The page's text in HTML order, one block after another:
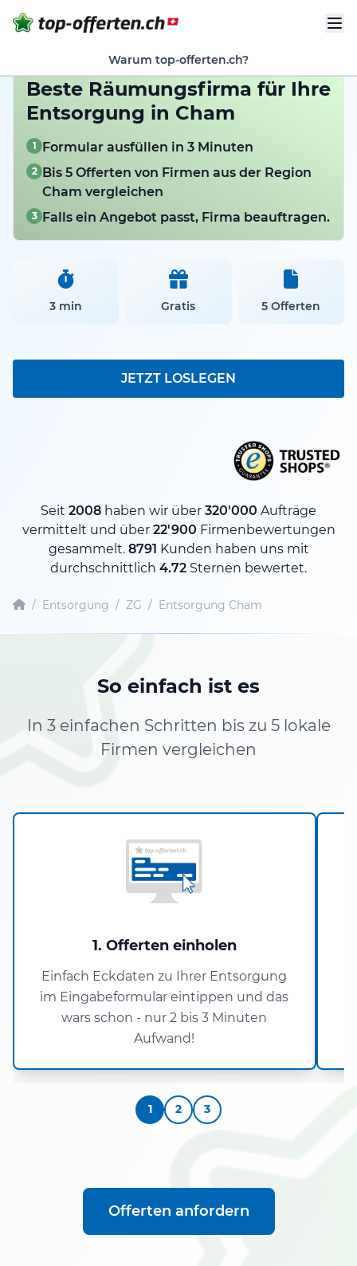
Warum top-offerten.ch?
Beste Räumungsfirma für Ihre
Entsorgung in Cham
1 Formular ausfüllen in 3 Minuten
2 Bis 5 Offerten von Firmen aus der Region
Cham vergleichen
3 Falls ein Angebot passt, Firma beauftragen.
3 min Gratis 5 Offerten
JETZT LOSLEGEN
Seit 2008 haben wir über 320'000 Aufträge
vermittelt und über 22'900 Firmenbewertungen
gesammelt. 8791 Kunden haben uns mit
durchschnittlich 4.72 Sternen bewertet.
/ Entsorgung / ZG / Entsorgung Cham
So einfach ist es
In 3 einfachen Schritten bis zu 5 lokale
Firmen vergleichen
1. Offerten einholen
Einfach Eckdaten zu Ihrer Entsorgung
im Eingabeformular eintippen und das
wars schon - nur 2 bis 3 Minuten
Aufwand!
1 2 3
Offerten anfordern